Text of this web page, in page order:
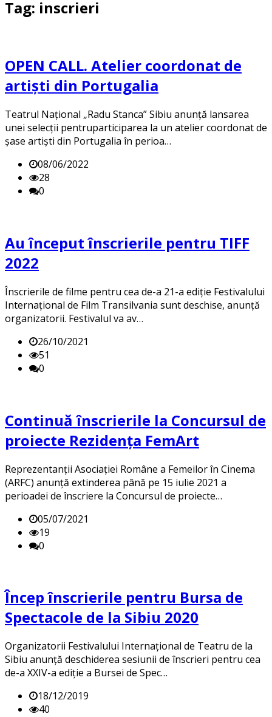
Tag: inscrieri
OPEN CALL. Atelier coordonat de
artiști din Portugalia
Teatrul Național „Radu Stanca” Sibiu anunță lansarea
unei selecții pentruparticiparea la un atelier coordonat de
șase artiști din Portugalia în perioa…
08/06/2022
28
0
Au început înscrierile pentru TIFF
2022
Înscrierile de filme pentru cea de-a 21-a ediție Festivalului
Internațional de Film Transilvania sunt deschise, anunță
organizatorii. Festivalul va av…
26/10/2021
51
0
Continuă înscrierile la Concursul de
proiecte Rezidența FemArt
Reprezentanții Asociației Române a Femeilor în Cinema
(ARFC) anunță extinderea până pe 15 iulie 2021 a
perioadei de înscriere la Concursul de proiecte…
05/07/2021
19
0
Încep înscrierile pentru Bursa de
Spectacole de la Sibiu 2020
Organizatorii Festivalului Internațional de Teatru de la
Sibiu anunță deschiderea sesiunii de înscrieri pentru cea
de-a XXIV-a ediție a Bursei de Spec…
18/12/2019
40